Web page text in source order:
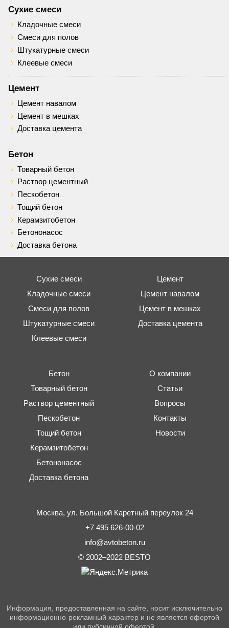
Сухие смеси
Кладочные смеси
Смеси для полов
Штукатурные смеси
Клеевые смеси
Цемент
Цемент навалом
Цемент в мешках
Доставка цемента
Бетон
Товарный бетон
Раствор цементный
Пескобетон
Тощий бетон
Керамзитобетон
Бетононасос
Доставка бетона
Сухие смеси
Кладочные смеси
Смеси для полов
Штукатурные смеси
Клеевые смеси
Цемент
Цемент навалом
Цемент в мешках
Доставка цемента
Бетон
Товарный бетон
Раствор цементный
Пескобетон
Тощий бетон
Керамзитобетон
Бетононасос
Доставка бетона
О компании
Статьи
Вопросы
Контакты
Новости
Москва, ул. Большой Каретный переулок 24
+7 495 626-00-02
info@avtobeton.ru
© 2002–2022 BESTO
Информация, предоставленная на сайте, носит исключительно
информационно-рекламный характер и не является офертой